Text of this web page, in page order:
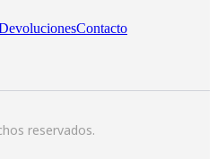
Contacto
reservados.